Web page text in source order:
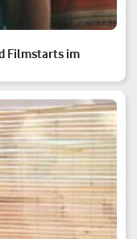
Filmstarts im